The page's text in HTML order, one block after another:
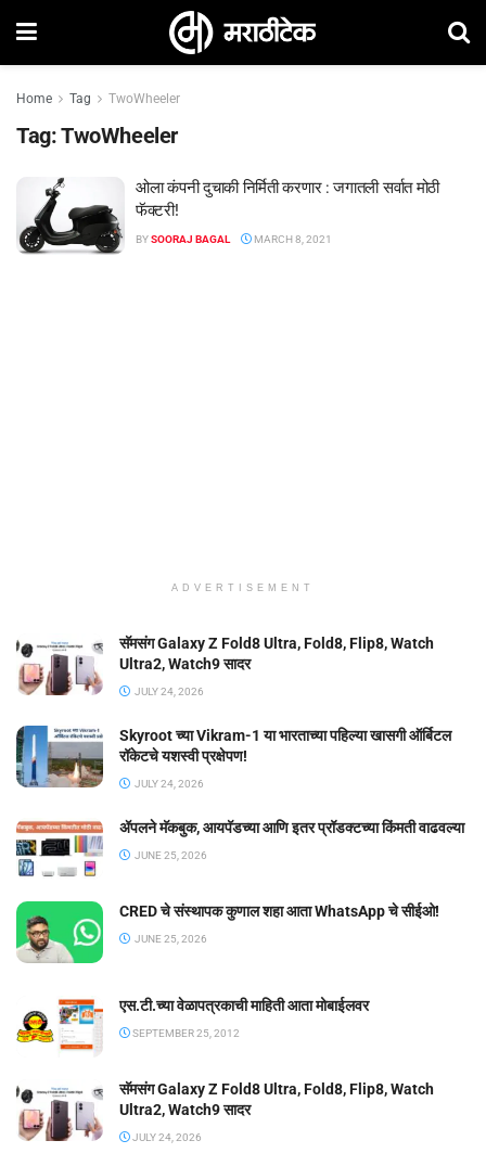
Home Tag TwoWheeler
Tag:TwoWheeler
ओला कंपनी दुचाकी निर्मिती करणार : जगातली सर्वात मोठी
फॅक्टरी!
BYSOORAJ BAGAL MARCH 8, 2021
ADVERTISEMENT
सॅमसंग Galaxy Z Fold8 Ultra, Fold8, Flip8, Watch
Ultra2, Watch9 सादर
JULY 24, 2026
Skyroot च्या Vikram-1 या भारताच्या पहिल्या खासगी ऑर्बिटल
रॉकेटचे यशस्वी प्रक्षेपण!
JULY 24, 2026
ॲपलने मॅकबुक, आयपॅडच्या आणि इतर प्रॉडक्टच्या किंमती वाढवल्या
JUNE 25, 2026
CRED चे संस्थापक कुणाल शहा आता WhatsApp चे सीईओ!
JUNE 25, 2026
एस.टी.च्या वेळापत्रकाची माहिती आता मोबाईलवर
SEPTEMBER 25, 2012
सॅमसंग Galaxy Z Fold8 Ultra, Fold8, Flip8, Watch
Ultra2, Watch9 सादर
JULY 24, 2026